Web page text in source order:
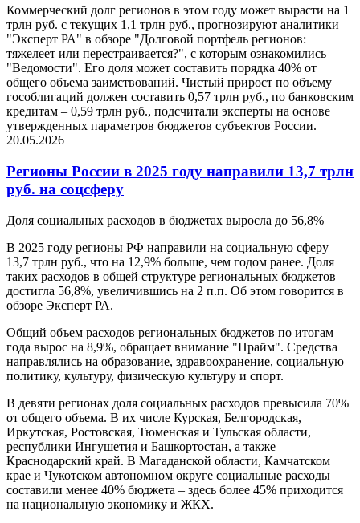
Коммерческий долг регионов в этом году может вырасти на 1
трлн руб. с текущих 1,1 трлн руб., прогнозируют аналитики
"Эксперт РА" в обзоре "Долговой портфель регионов:
тяжелеет или перестраивается?", с которым ознакомились
"Ведомости". Его доля может составить порядка 40% от
общего объема заимствований. Чистый прирост по объему
гособлигаций должен составить 0,57 трлн руб., по банковским
кредитам – 0,59 трлн руб., подсчитали эксперты на основе
утвержденных параметров бюджетов субъектов России.
20.05.2026
Регионы России в 2025 году направили 13,7 трлн
руб. на соцсферу
Доля социальных расходов в бюджетах выросла до 56,8%
В 2025 году регионы РФ направили на социальную сферу
13,7 трлн руб., что на 12,9% больше, чем годом ранее. Доля
таких расходов в общей структуре региональных бюджетов
достигла 56,8%, увеличившись на 2 п.п. Об этом говорится в
обзоре Эксперт РА.
Общий объем расходов региональных бюджетов по итогам
года вырос на 8,9%, обращает внимание "Прайм". Средства
направлялись на образование, здравоохранение, социальную
политику, культуру, физическую культуру и спорт.
В девяти регионах доля социальных расходов превысила 70%
от общего объема. В их числе Курская, Белгородская,
Иркутская, Ростовская, Тюменская и Тульская области,
республики Ингушетия и Башкортостан, а также
Краснодарский край. В Магаданской области, Камчатском
крае и Чукотском автономном округе социальные расходы
составили менее 40% бюджета – здесь более 45% приходится
на национальную экономику и ЖКХ.